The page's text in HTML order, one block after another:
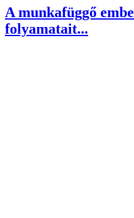
A munkafüggő
folyamatait...